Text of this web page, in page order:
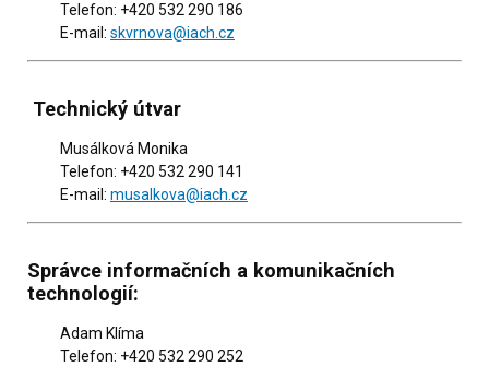
Telefon: +420 532 290 186
E-mail: skvrnova@iach.cz
Technický útvar
Musálková Monika
Telefon: +420 532 290 141
E-mail: musalkova@iach.cz
Správce informačních a komunikačních
technologií:
Adam Klíma
Telefon: +420 532 290 252